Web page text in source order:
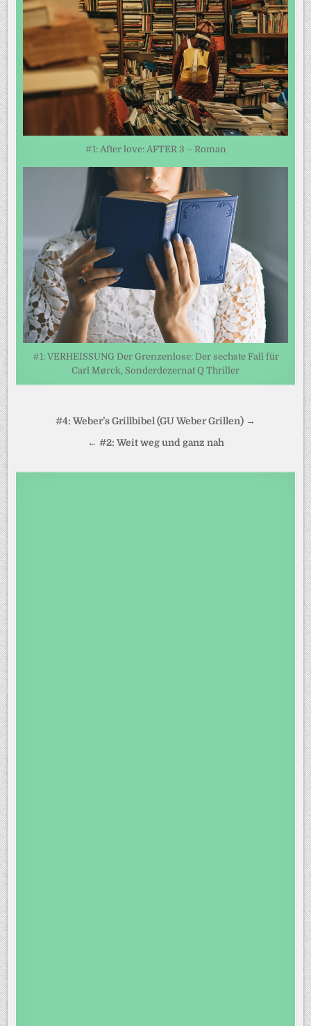
#1: After love: AFTER 3 – Roman
#1: VERHEISSUNG Der Grenzenlose: Der sechste Fall für
Carl Mørck, Sonderdezernat Q Thriller
Beitragsnavigation
#4: Weber’s Grillbibel (GU Weber Grillen) →
← #2: Weit weg und ganz nah